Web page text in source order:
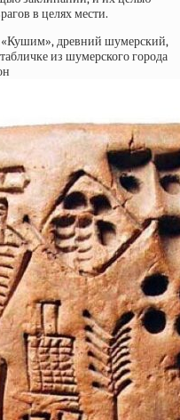
в целях мести.
древний шумерский,
из шумерского города